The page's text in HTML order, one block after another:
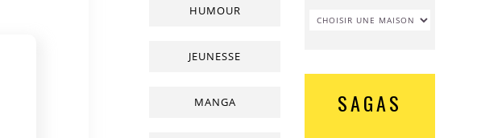
HUMOUR
JEUNESSE
MANGA SAGAS